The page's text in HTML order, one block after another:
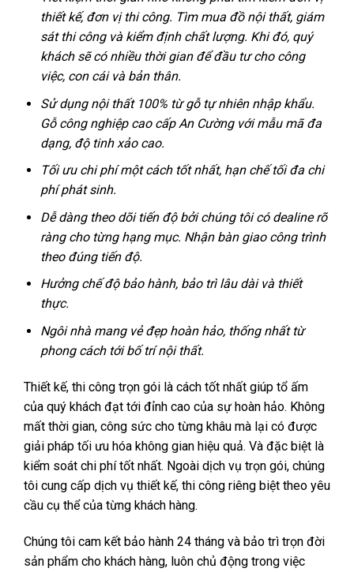
thiết kế, đơn vị thi công. Tìm mua đồ nội thất, giám
sát thi công và kiểm định chất lượng. Khi đó, quý
khách sẽ có nhiều thời gian để đầu tư cho công
việc, con cái và bản thân.
Sử dụng nội thất 100% từ gỗ tự nhiên nhập khẩu.
Gỗ công nghiệp cao cấp An Cường với mẫu mã đa
dạng, độ tinh xảo cao.
Tối ưu chi phí một cách tốt nhất, hạn chế tối đa chi
phí phát sinh.
Dễ dàng theo dõi tiến độ bởi chúng tôi có dealine rõ
ràng cho từng hạng mục. Nhận bàn giao công trình
theo đúng tiến độ.
Hưởng chế độ bảo hành, bảo trì lâu dài và thiết
thực.
Ngôi nhà mang vẻ đẹp hoàn hảo, thống nhất từ
phong cách tới bố trí nội thất.
Thiết kế, thi công trọn gói là cách tốt nhất giúp tổ ấm
của quý khách đạt tới đỉnh cao của sự hoàn hảo. Không
mất thời gian, công sức cho từng khâu mà lại có được
giải pháp tối ưu hóa không gian hiệu quả. Và đặc biệt là
kiểm soát chi phí tốt nhất. Ngoài dịch vụ trọn gói, chúng
tôi cung cấp dịch vụ thiết kế, thi công riêng biệt theo yêu
cầu cụ thể của từng khách hàng.
Chúng tôi cam kết bảo hành 24 tháng và bảo trì trọn đời
sản phẩm cho khách hàng, luôn chủ động trong việc